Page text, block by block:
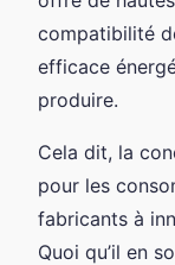
compatibilité
efficace
produire.
Cela dit, la
pour les
fabricants à
Quoi qu’il en